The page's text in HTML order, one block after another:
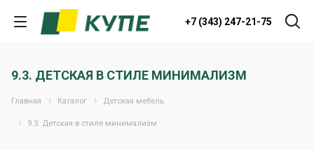
+7 (343) 247-21-75
9.3. ДЕТСКАЯ В СТИЛЕ МИНИМАЛИЗМ
Главная Каталог Детская мебель
9.3. Детская в стиле минимализм